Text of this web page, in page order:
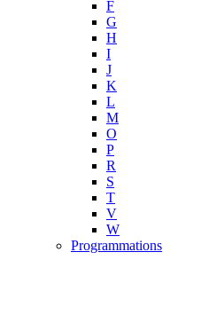
F
G
H
I
J
K
L
M
O
P
R
S
T
V
W
Programmations